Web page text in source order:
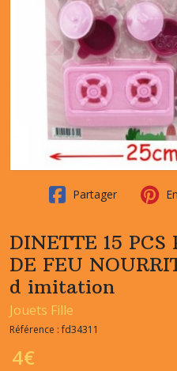
Partager
DINETTE 15 PCS
DE FEU
d imitation
Jouets Fille
Référence :fd34311
4€